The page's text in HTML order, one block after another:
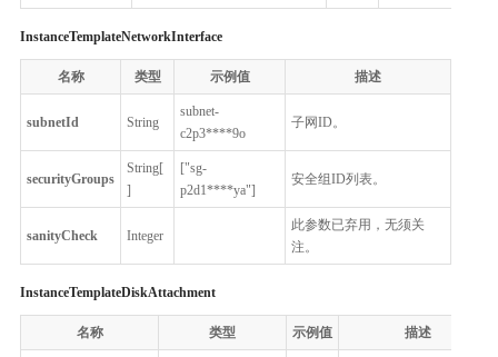
InstanceTemplateNetworkInterface
名称 类型 示例值 描述
subnetId String
subnet-
c2p3****9o
子网ID。
securityGroups
String[
]
["sg-
p2d1****ya"]
安全组ID列表。
sanityCheck Integer
此参数已弃用，无须关
注。
InstanceTemplateDiskAttachment
名称 类型 示例值 描述